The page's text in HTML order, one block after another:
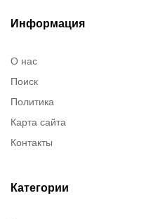
Информация
О нас
Поиск
Политика
Карта сайта
Контакты
Категории